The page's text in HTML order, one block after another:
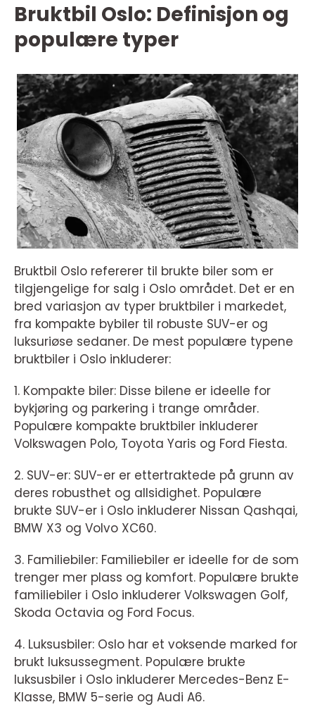
Bruktbil Oslo: Definisjon og
populære typer
Bruktbil Oslo refererer til brukte biler som er
tilgjengelige for salg i Oslo området. Det er en
bred variasjon av typer bruktbiler i markedet,
fra kompakte bybiler til robuste SUV-er og
luksuriøse sedaner. De mest populære typene
bruktbiler i Oslo inkluderer:
1. Kompakte biler: Disse bilene er ideelle for
bykjøring og parkering i trange områder.
Populære kompakte bruktbiler inkluderer
Volkswagen Polo, Toyota Yaris og Ford Fiesta.
2. SUV-er: SUV-er er ettertraktede på grunn av
deres robusthet og allsidighet. Populære
brukte SUV-er i Oslo inkluderer Nissan Qashqai,
BMW X3 og Volvo XC60.
3. Familiebiler: Familiebiler er ideelle for de som
trenger mer plass og komfort. Populære brukte
familiebiler i Oslo inkluderer Volkswagen Golf,
Skoda Octavia og Ford Focus.
4. Luksusbiler: Oslo har et voksende marked for
brukt luksussegment. Populære brukte
luksusbiler i Oslo inkluderer Mercedes-Benz E-
Klasse, BMW 5-serie og Audi A6.